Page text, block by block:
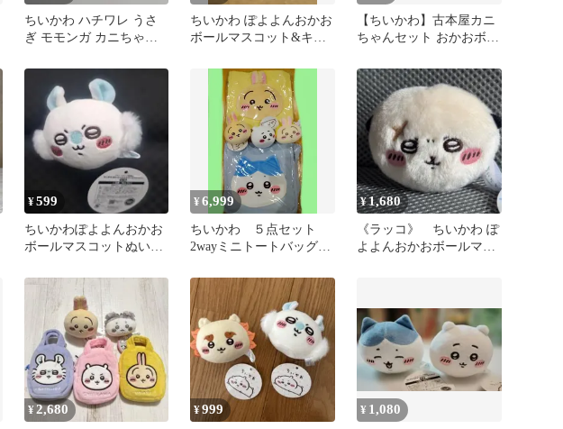
ちいかわ ハチワレ うさ
ぎ モモンガ カニちゃん
ちいかわ ぽよよんおかお
ボールマスコット&キー
【ちいかわ】古本屋カニ
ちゃんセット おかおボー
テッカー
¥599
ちいかわぽよよんおかお
ボールマスコットぬいぐ
¥6,999
ちいかわ ５点セット
2wayミニトートバッグ
ト がま口
¥1,680
《ラッコ》 ちいかわ ぽ
よよんおかおボールマス
¥2,680 ¥999 ¥ 1,080